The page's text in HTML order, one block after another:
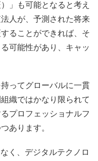
」も可能となると考え
人が、予測された将来
ることができれば、そ
可能性があり、キャッ
ってグローバルに一貫
織ではかなり限られて
プロフェッショナルフ
あります。
く、デジタルテクノロ